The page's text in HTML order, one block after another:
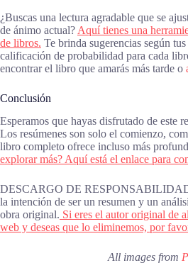
¿Buscas una lectura agradable que se
de ánimo actual? Aquí tienes una
de libros. Te brinda sugerencias según
calificación de probabilidad para cada
encontrar el libro que amarás más tarde o
Conclusión
Esperamos que hayas disfrutado de este
Los resúmenes son solo el comienzo,
libro completo ofrece incluso más
explorar más? Aquí está el enlace para
DESCARGO DE
la intención de ser un resumen y un
obra original. Si eres el autor original de
web y deseas que lo eliminemos, por
All images from